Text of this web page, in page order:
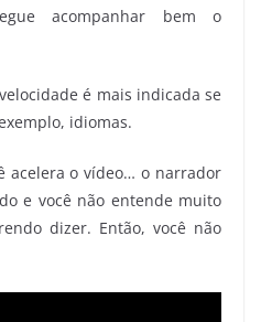
acompanhar bem o
é mais indicada se
idiomas.
acelera o vídeo… o narrador
e você não entende muito
dizer. Então, você não